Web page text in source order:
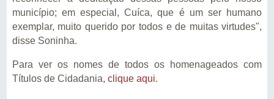
município; em especial, Cuíca, que é um ser humano
exemplar, muito querido por todos e de muitas virtudes",
disse Soninha.
Para ver os nomes de todos os homenageados com
Títulos de Cidadania, clique aqui.